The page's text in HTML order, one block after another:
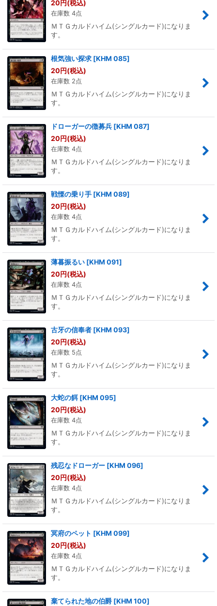
20 円(税込)
在庫数 4点
ＭＴＧカルドハイム(シングルカード)になりま
す。
根気強い探求 [KHM 085]
20円(税込)
在庫数 2点
ＭＴＧカルドハイム(シングルカード)になりま
す。
ドローガーの徴募兵 [KHM 087]
20円(税込)
在庫数 4点
ＭＴＧカルドハイム(シングルカード)になりま
す。
戦慄の乗り手 [KHM 089]
20円(税込)
在庫数 4点
ＭＴＧカルドハイム(シングルカード)になりま
す。
薄暮振るい [KHM 091]
20円(税込)
在庫数 4点
ＭＴＧカルドハイム(シングルカード)になりま
す。
古牙の信奉者 [KHM 093]
20円(税込)
在庫数 5点
ＭＴＧカルドハイム(シングルカード)になりま
す。
大蛇の餌 [KHM 095]
20円(税込)
在庫数 4点
ＭＴＧカルドハイム(シングルカード)になりま
す。
残忍なドローガー [KHM 096]
20円(税込)
在庫数 4点
ＭＴＧカルドハイム(シングルカード)になりま
す。
冥府のペット [KHM 099]
20円(税込)
在庫数 4点
ＭＴＧカルドハイム(シングルカード)になりま
す。
棄てられた地の伯爵 [KHM 100]